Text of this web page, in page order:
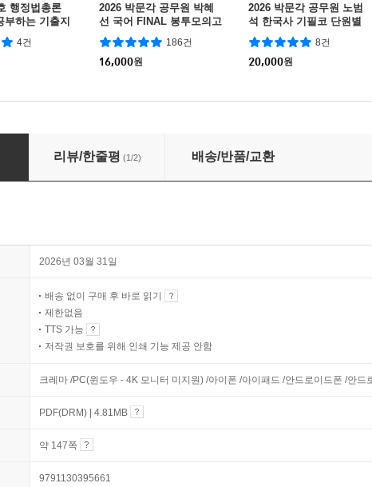
행정법총론
부하는 기출지
4건
2026 박문각 공무원 박혜
선 국어 FINAL 봉투모의고
사 Vol.1
186건
16,000원
2026 박문각 공무원 노범
석 한국사 기필코 단원별
실전문제
8건
20,000원
총론 지방직 9급 모의고사 160제
리뷰/한줄평 (1/2) 배송/반품/교환
2026년 03월 31일
배송 없이 구매 후 바로 읽기
제한없음
TTS 가능
저작권 보호를 위해 인쇄 기능 제공 안함
크레마 /PC(윈도우 - 4K 모니터 미지원) /아이폰 /아이패드 /안드로이드폰 /안
PDF(DRM) | 4.81MB
약 147쪽
9791130395661